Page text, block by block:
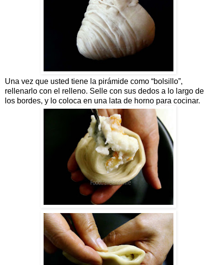
Una vez que usted tiene la pirámide como “bolsillo”,
rellenarlo con el relleno. Selle con sus dedos a lo largo de
los bordes, y lo coloca en una lata de horno para cocinar.